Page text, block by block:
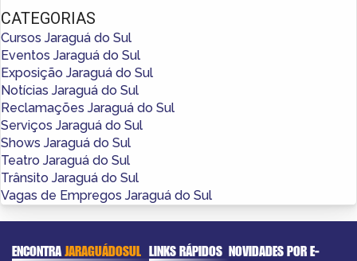
CATEGORIAS
Cursos Jaraguá do Sul
Eventos Jaraguá do Sul
Exposição Jaraguá do Sul
Notícias Jaraguá do Sul
Reclamações Jaraguá do Sul
Serviços Jaraguá do Sul
Shows Jaraguá do Sul
Teatro Jaraguá do Sul
Trânsito Jaraguá do Sul
Vagas de Empregos Jaraguá do Sul
ENCONTRAJARAGUÁDOSUL LINKS RÁPIDOS NOVIDADES POR E-